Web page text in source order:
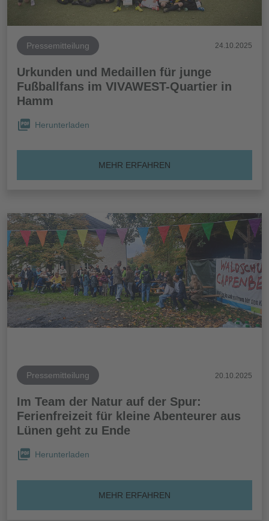
Pressemitteilung 24.10.2025
Urkunden und Medaillen für junge
Fußballfans im VIVAWEST-Quartier in
Hamm
Herunterladen
MEHR ERFAHREN
Pressemitteilung 20.10.2025
Im Team der Natur auf der Spur:
Ferienfreizeit für kleine Abenteurer aus
Lünen geht zu Ende
Herunterladen
MEHR ERFAHREN